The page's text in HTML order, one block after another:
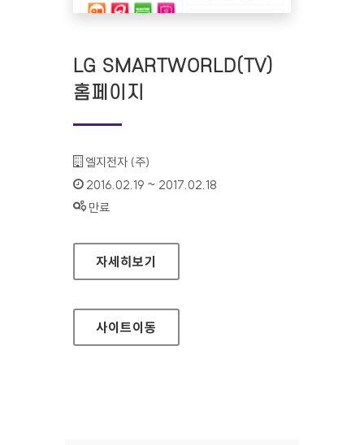
LG SMARTWORLD(TV)
홈페이지
기관명 :
엘지전자 (주)
인증기간 :
2016.02.19 ~ 2017.02.18
상태 :
만료
LG SMARTWORLD(TV) 홈페이지
자세히보기
사이트이동